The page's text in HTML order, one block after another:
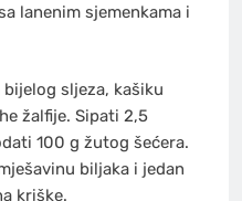
lanenim sjemenkama i
sljeza, kašiku
žalfije. Sipati 2,5
100 g žutog šećera.
biljaka i jedan
kriške.